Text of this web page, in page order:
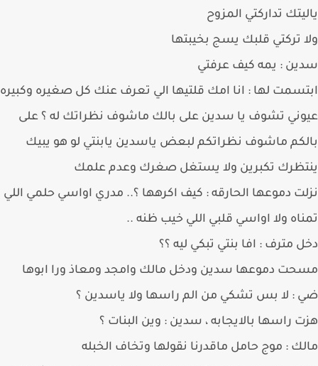
تداركتي المزوح
تركتي قلبك يسج بخيبتها
: يمه كيف عرفتي
لها : انا امك قلتيها الي تعرف عنك كل صغيره وكبيره
تشوف يا سدين على بالك ماشوف نظراتك له ؟ على
ماشوف نظراتكم لبعض ياسدين يابنتي لو هو يبيك
تكبرين ولا يستغل صغرك وعدم علمك
دموعها الحارقه : كيف اكرهها ؟.. مدري اواسي حلمي اللي
ولا اواسي قلبي اللي خيب ظنه ..
مترف : افا بنتي تبكي ليه ؟؟
دموعها سدين ودخل مالك وامجد ومعاذ ورا ابوها
: لا بس تشكي من الم راسها ولا ياسدين ؟
راسها بالايجابه ، سدين : وين البنات ؟
: موج حامل ماقدرنا نقولها وتخاف الخبله